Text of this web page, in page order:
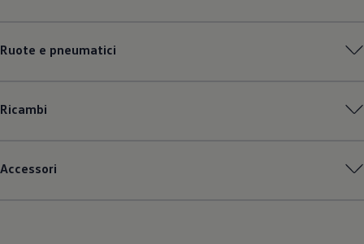
Ruote e pneumatici
Ricambi
Accessori